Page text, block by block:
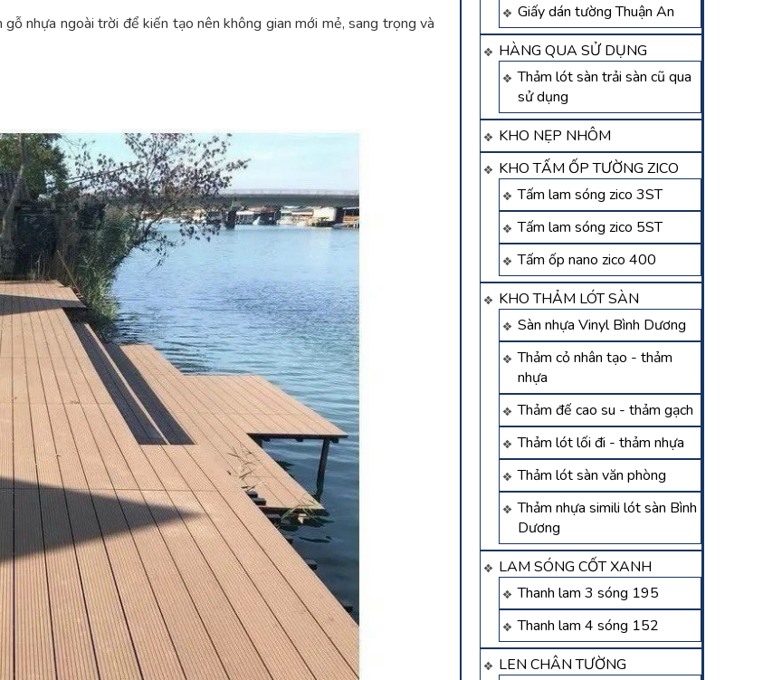
Giấy dán tường Thuận An
HÀNG QUA SỬ DỤNG
Thảm lót sàn trải sàn cũ qua
sử dụng
KHO NẸP NHÔM
KHO TẤM ỐP TƯỜNG ZICO
Tấm lam sóng zico 3ST
Tấm lam sóng zico 5ST
Tấm ốp nano zico 400
KHO THẢM LÓT SÀN
Sàn nhựa Vinyl Bình Dương
Thảm cỏ nhân tạo - thảm
nhựa
Thảm đế cao su - thảm gạch
Thảm lót lối đi - thảm nhựa
Thảm lót sàn văn phòng
Thảm nhựa simili lót sàn Bình
Dương
LAM SÓNG CỐT XANH
Thanh lam 3 sóng 195
Thanh lam 4 sóng 152
LEN CHÂN TƯỜNG
nhựa ngoài trời để kiến tạo nên không gian mới mẻ, sang trọng và